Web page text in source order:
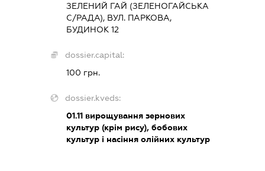
ЗЕЛЕНИЙ ГАЙ (ЗЕЛЕНОГАЙСЬКА
С/РАДА), ВУЛ. ПАРКОВА,
БУДИНОК 12
dossier.capital:
100 грн.
dossier.kveds:
01.11 вирощування зернових
культур (крім рису), бобових
культур і насіння олійних культур